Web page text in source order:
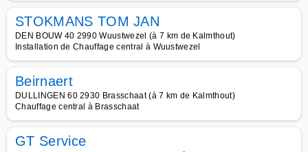
STOKMANS TOM JAN
DEN BOUW 40 2990 Wuustwezel (à 7 km de Kalmthout)
Installation de Chauffage central à Wuustwezel
Beirnaert
DULLINGEN 60 2930 Brasschaat (à 7 km de Kalmthout)
Chauffage central à Brasschaat
GT Service